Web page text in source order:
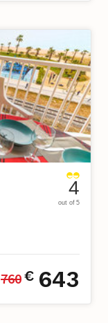
4
out of 5
760€ 643